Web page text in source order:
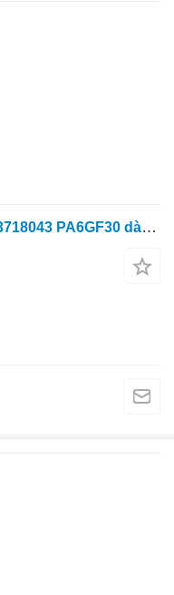
Bộ lọc thuỷ lực CNH 84242244 3718043 PA6GF30 dành cho máy kéo bánh lốp Case IH Puma CVX 185